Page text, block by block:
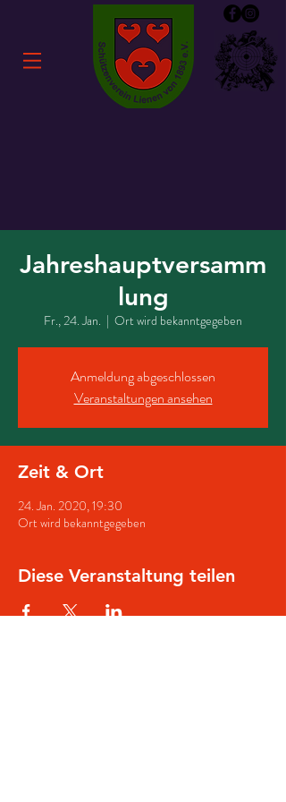
Jahreshauptversamm
lung
Fr., 24. Jan.
  |
Ort wird bekanntgegeben
Anmeldung abgeschlossen
Veranstaltungen ansehen
Zeit & Ort
24. Jan. 2020, 19:30
Ort wird bekanntgegeben
Diese Veranstaltung teilen